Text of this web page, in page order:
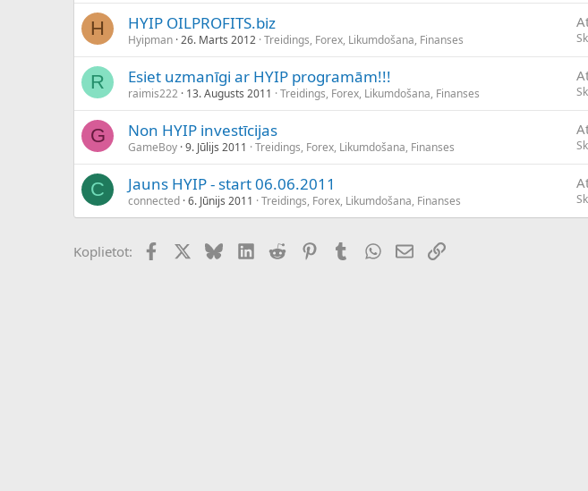
H HYIP OILPROFITS.biz
Hyipman 26. Marts 2012 Treidings, Forex, Likumdošana, Finanses
R Esiet uzmanīgi ar HYIP programām!!!
raimis222 13. Augusts 2011 Treidings, Forex, Likumdošana, Finanses
G Non HYIP investīcijas
GameBoy 9. Jūlijs 2011 Treidings, Forex, Likumdošana, Finanses
C Jauns HYIP - start 06.06.2011
connected 6. Jūnijs 2011 Treidings, Forex, Likumdošana, Finanses
Koplietot: FacebookX (Twitter)
BlueskyLinkedIn
Reddit PinterestTumblrWhatsApp
E-pastsSaiti